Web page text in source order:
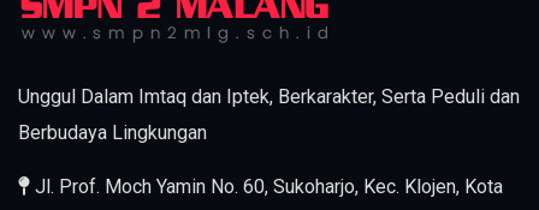
Unggul Dalam Imtaq dan Iptek, Berkarakter, Serta Peduli dan
Berbudaya Lingkungan
Jl. Prof. Moch Yamin No. 60, Sukoharjo, Kec. Klojen, Kota